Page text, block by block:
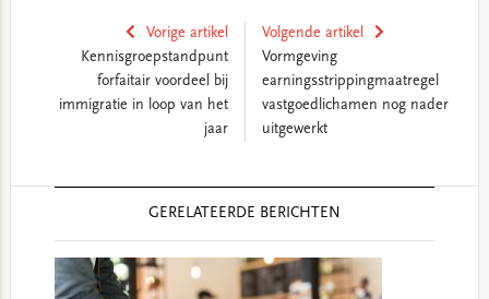
Vorige artikel
Kennisgroepstandpunt
forfaitair voordeel bij
immigratie in loop van het
jaar
Volgende artikel
Vormgeving
earningsstrippingmaatregel
vastgoedlichamen nog nader
uitgewerkt
GERELATEERDE BERICHTEN